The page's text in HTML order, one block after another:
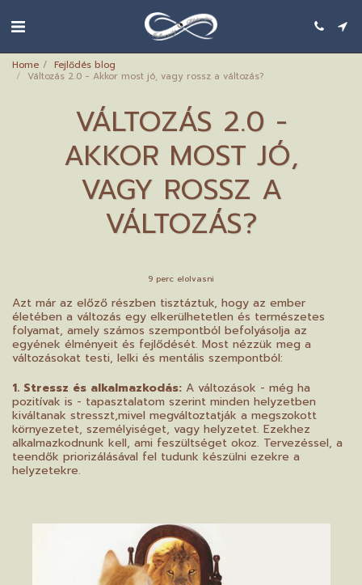
Home
Fejlődés blog
Változás 2.0 - Akkor most jó, vagy rossz a változás?
VÁLTOZÁS 2.0 -
AKKOR MOST JÓ,
VAGY ROSSZ A
VÁLTOZÁS?
9 perc elolvasni
Azt már az előző részben tisztáztuk, hogy az ember
életében a változás egy elkerülhetetlen és természetes
folyamat, amely számos szempontból befolyásolja az
egyének élményeit és fejlődését. Most nézzük meg a
változásokat testi, lelki és mentális szempontból:
1. Stressz és alkalmazkodás: A változások - még ha
pozitívak is - tapasztalatom szerint minden helyzetben
kiváltanak stresszt,mivel megváltoztatják a megszokott
környezetet, személyiséget, vagy helyzetet. Ezekhez
alkalmazkodnunk kell, ami feszültséget okoz. Tervezéssel, a
teendők priorizálásával fel tudunk készülni ezekre a
helyzetekre.